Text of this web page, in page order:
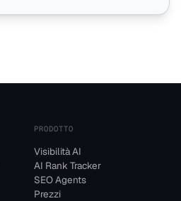
PRODOTTO
Visibilità AI
AI Rank Tracker
SEO Agents
Prezzi